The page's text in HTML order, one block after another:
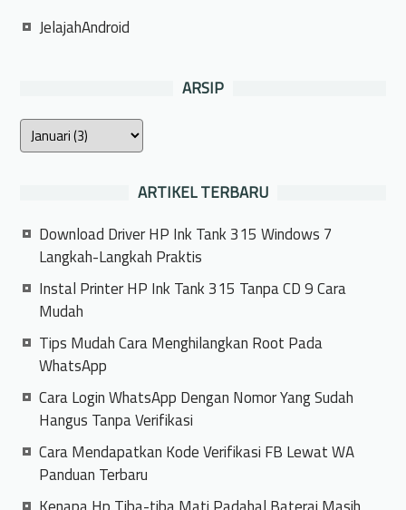
JelajahAndroid
ARSIP
ARTIKEL TERBARU
Download Driver HP Ink Tank 315 Windows 7
Langkah-Langkah Praktis
Instal Printer HP Ink Tank 315 Tanpa CD 9 Cara
Mudah
Tips Mudah Cara Menghilangkan Root Pada
WhatsApp
Cara Login WhatsApp Dengan Nomor Yang Sudah
Hangus Tanpa Verifikasi
Cara Mendapatkan Kode Verifikasi FB Lewat WA
Panduan Terbaru